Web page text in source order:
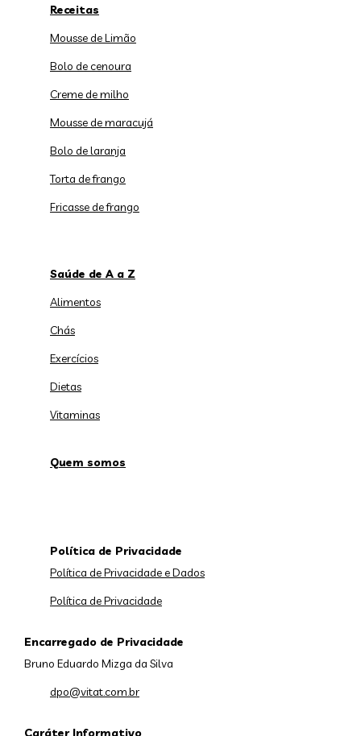
Receitas
Mousse de Limão
Bolo de cenoura
Creme de milho
Mousse de maracujá
Bolo de laranja
Torta de frango
Fricasse de frango
Saúde de A a Z
Alimentos
Chás
Exercícios
Dietas
Vitaminas
Quem somos
Caráter Informativo
Política de Privacidade
Política de Privacidade e Dados
Política de Privacidade
Encarregado de Privacidade
Bruno Eduardo Mizga da Silva
dpo@vitat.com.br